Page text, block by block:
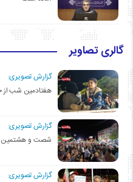
گالری تصاویر
گزارش تصویری:
هفتادمین شب از
گزارش تصویری:
شصت و هشتمین
گزارش تصویری: